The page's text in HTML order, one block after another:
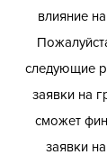
влияние
следующие
заявки на
сможет
заявки